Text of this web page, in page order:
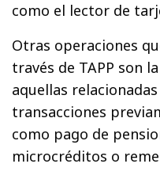
como el lector de
Otras operaciones
través de TAPP son
aquellas
transacciones
como pago de
microcréditos o